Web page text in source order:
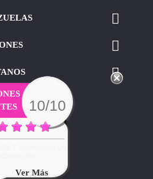



10/10
Ver Más